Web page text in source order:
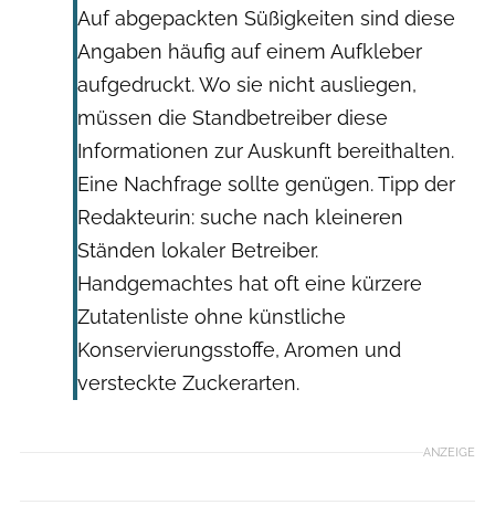
Auf abgepackten Süßigkeiten sind diese
Angaben häufig auf einem Aufkleber
aufgedruckt. Wo sie nicht ausliegen,
müssen die Standbetreiber diese
Informationen zur Auskunft bereithalten.
Eine Nachfrage sollte genügen. Tipp der
Redakteurin: suche nach kleineren
Ständen lokaler Betreiber.
Handgemachtes hat oft eine kürzere
Zutatenliste ohne künstliche
Konservierungsstoffe, Aromen und
versteckte Zuckerarten.
ANZEIGE